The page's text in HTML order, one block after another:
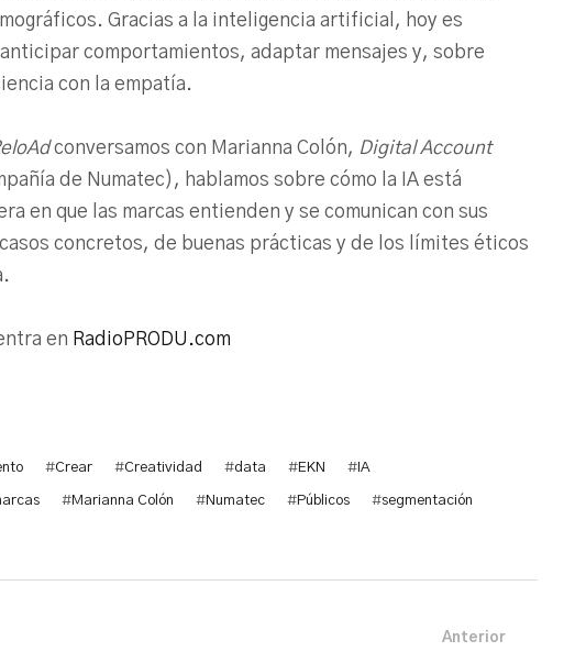
Gracias a la inteligencia artificial, hoy es
comportamientos, adaptar mensajes y, sobre
con la empatía.
conversamos con Marianna Colón, Digital Account
de Numatec), hablamos sobre cómo la IA está
en que las marcas entienden y se comunican con sus
concretos, de buenas prácticas y de los límites éticos
en RadioPRODU.com
#Crear #Creatividad #data #EKN #IA
#Marianna Colón #Numatec #Públicos #segmentación
Anterior